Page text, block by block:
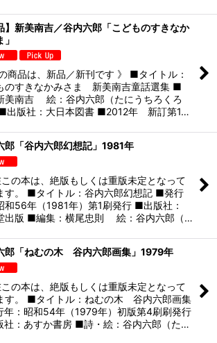
】新美南吉／谷内六郎「こどものすきなか
の商品は、新品／新刊です 》 ■タイトル：
のすきなかみさま 新美南吉童話選集 ■
美南吉 絵：谷内六郎（たにうちろくろ
出版社：大日本図書 ■2012年 新訂第1…
郎「谷内六郎幻想記」1981年
の本は、絶版もしくは重版未定となって
す。 ■タイトル：谷内六郎幻想記 ■発行
和56年（1981年）第1刷発行 ■出版社：
出版 ■編集：横尾忠則 絵：谷内六郎（…
郎「ねむの木 谷内六郎画集」1979年
の本は、絶版もしくは重版未定となって
す。 ■タイトル：ねむの木 谷内六郎画集
：昭和54年（1979年）初版第4刷刷発行
社：あすか書房 ■詩・絵：谷内六郎（た…